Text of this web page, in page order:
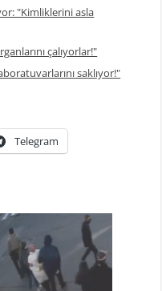
"Kimliklerini asla
çalıyorlar!"
saklıyor!"
Telegram